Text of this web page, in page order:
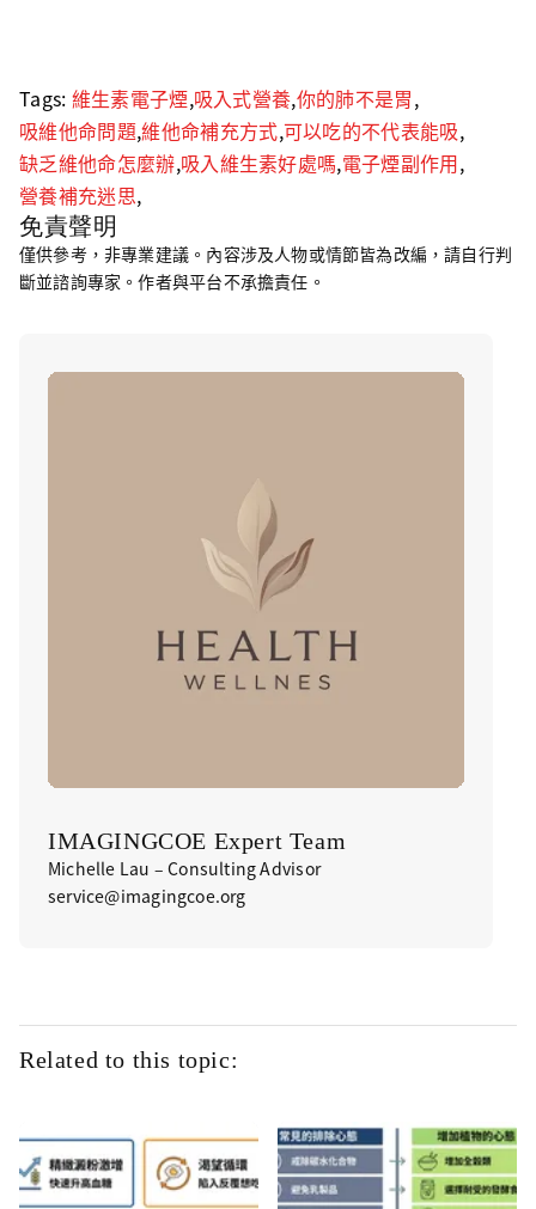
Tags: 維生素電子煙,吸入式營養,你的肺不是胃,
吸維他命問題,維他命補充方式,可以吃的不代表能吸,
缺乏維他命怎麼辦,吸入維生素好處嗎,電子煙副作用,
營養補充迷思,
免責聲明
僅供參考，非專業建議。內容涉及人物或情節皆為改編，請自行判
斷並諮詢專家。作者與平台不承擔責任。
IMAGINGCOE Expert Team
Michelle Lau – Consulting Advisor
service@imagingcoe.org
Related to this topic: